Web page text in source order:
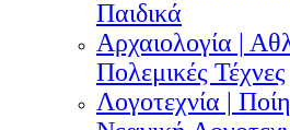
Παιδικά
Αρχαιολογία |
Πολεμικές Τέχνες
Λογοτεχνία |